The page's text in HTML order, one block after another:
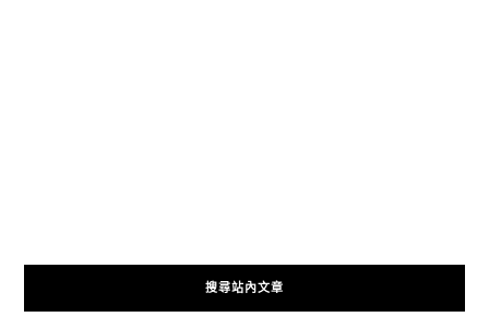
搜尋站內文章